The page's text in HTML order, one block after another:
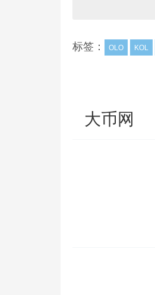
标签： OLO KOL
大币网